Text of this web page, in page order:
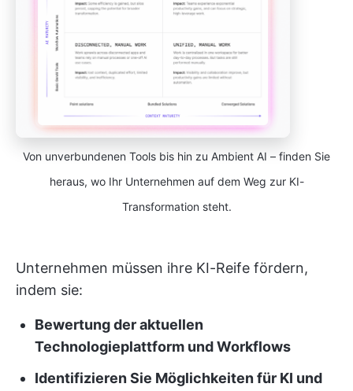
Von unverbundenen Tools bis hin zu Ambient AI – finden Sie
heraus, wo Ihr Unternehmen auf dem Weg zur KI-
Transformation steht.
Unternehmen müssen ihre KI-Reife fördern,
indem sie:
Bewertung der aktuellen
Technologieplattform und Workflows
Identifizieren Sie Möglichkeiten für KI und